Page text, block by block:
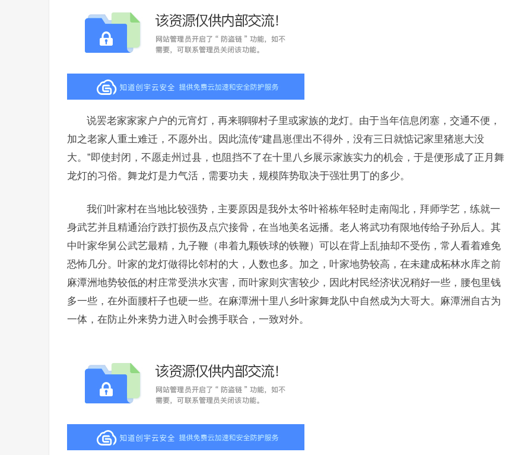
说罢老家家家户户的元宵灯，再来聊聊村子里或家族的龙灯。由于当年信息闭塞，交通不便，
加之老家人重土难迁，不愿外出。因此流传“建昌崽俚出不得外，没有三日就惦记家里猪崽大没
大。”即使封闭，不愿走州过县，也阻挡不了在十里八乡展示家族实力的机会，于是便形成了正月舞
龙灯的习俗。舞龙灯是力气活，需要功夫，规模阵势取决于强壮男丁的多少。
我们叶家村在当地比较强势，主要原因是我外太爷叶裕栋年轻时走南闯北，拜师学艺，练就一
身武艺并且精通治疗跌打损伤及点穴接骨，在当地美名远播。老人将武功有限地传给子孙后人。其
中叶家华舅公武艺最精，九子鞭（串着九颗铁球的铁鞭）可以在背上乱抽却不受伤，常人看着难免
恐怖几分。叶家的龙灯做得比邻村的大，人数也多。加之，叶家地势较高，在未建成柘林水库之前
麻潭洲地势较低的村庄常受洪水灾害，而叶家则灾害较少，因此村民经济状况稍好一些，腰包里钱
多一些，在外面腰杆子也硬一些。在麻潭洲十里八乡叶家舞龙队中自然成为大哥大。麻潭洲自古为
一体，在防止外来势力进入时会携手联合，一致对外。